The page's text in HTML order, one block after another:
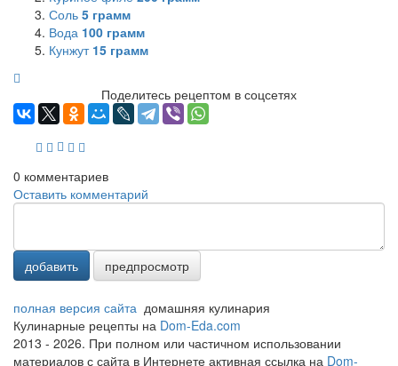
Соль 5 грамм
Вода 100 грамм
Кунжут 15 грамм
Поделитесь рецептом в соцсетях
0 комментариев
Оставить комментарий
добавить предпросмотр
полная версия сайта домашняя кулинария
Кулинарные рецепты на Dom-Eda.com
2013 - 2026. При полном или частичном использовании
материалов с сайта в Интернете активная ссылка на Dom-